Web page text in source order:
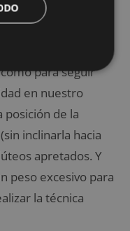
más, etc. Es
(al final de
ya que
para seguir
en nuestro
de la
inclinarla hacia
apretados. Y
peso excesivo para
la técnica